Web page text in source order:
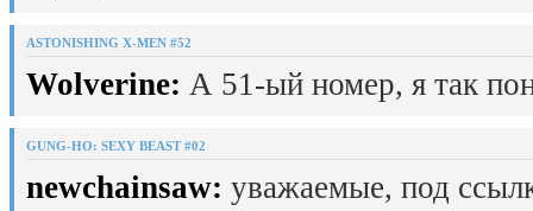
ASTONISHING X-MEN #52
Wolverine: А 51-ый номер, я так
GUNG-HO: SEXY BEAST #02
newchainsaw: уважаемые, под